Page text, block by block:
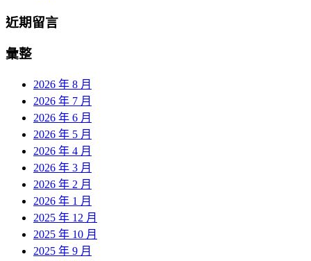
近期留言
彙整
2026 年 8 月
2026 年 7 月
2026 年 6 月
2026 年 5 月
2026 年 4 月
2026 年 3 月
2026 年 2 月
2026 年 1 月
2025 年 12 月
2025 年 10 月
2025 年 9 月